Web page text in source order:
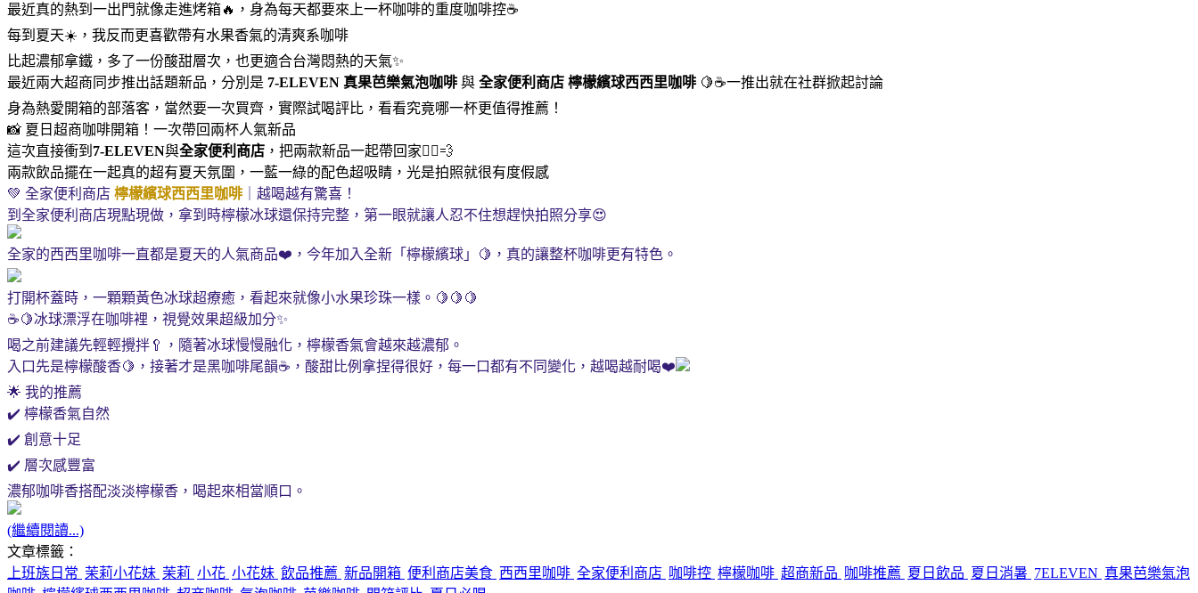
最近真的熱到一出門就像走進烤箱🔥，身為每天都要來上一杯咖啡的重度咖啡控☕
每到夏天☀️，我反而更喜歡帶有水果香氣的清爽系咖啡
比起濃郁拿鐵，多了一份酸甜層次，也更適合台灣悶熱的天氣✨
最近兩大超商同步推出話題新品，分別是 7-ELEVEN 真果芭樂氣泡咖啡 與 全家便利商店 檸檬繽球西西里咖啡 🍋☕一推出就在社群掀起討論
身為熱愛開箱的部落客，當然要一次買齊，實際試喝評比，看看究竟哪一杯更值得推薦！
📸 夏日超商咖啡開箱！一次帶回兩杯人氣新品
這次直接衝到 7-ELEVEN與全家便利商店 ，把兩款新品一起帶回家🏃‍♀️💨
兩款飲品擺在一起真的超有夏天氛圍，一藍一綠的配色超吸睛，光是拍照就很有度假感
💚 全家便利商店 檸檬繽球西西里咖啡 ｜越喝越有驚喜！
到全家便利商店現點現做，拿到時檸檬冰球還保持完整，第一眼就讓人忍不住想趕快拍照分享😍
全家的西西里咖啡一直都是夏天的人氣商品❤️，今年加入全新「檸檬繽球」🍋，真的讓整杯咖啡更有特色。
打開杯蓋時，一顆顆黃色冰球超療癒，看起來就像小水果珍珠一樣。🍋🍋🍋
☕🍋冰球漂浮在咖啡裡，視覺效果超級加分✨
喝之前建議先輕輕攪拌🥄，隨著冰球慢慢融化，檸檬香氣會越來越濃郁。
入口先是檸檬酸香🍋，接著才是黑咖啡尾韻☕，酸甜比例拿捏得很好，每一口都有不同變化，越喝越耐喝❤️
🌟 我的推薦
✔️ 檸檬香氣自然
✔️ 創意十足
✔️ 層次感豐富
濃郁咖啡香搭配淡淡檸檬香，喝起來相當順口。
(繼續閱讀...)
文章標籤：
上班族日常 茉莉小花妹 茉莉 小花 小花妹 飲品推薦 新品開箱 便利商店美食 西西里咖啡 全家便利商店 咖啡控 檸檬咖啡 超商新品 咖啡推薦 夏日飲品 夏日消暑 7ELEVEN 真果芭樂氣泡